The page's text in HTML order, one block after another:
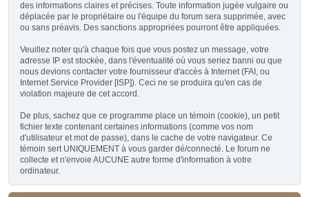
des informations claires et précises. Toute information jugée vulgaire ou
déplacée par le propriétaire ou l'équipe du forum sera supprimée, avec
ou sans préavis. Des sanctions appropriées pourront être appliquées.
Veuillez noter qu'à chaque fois que vous postez un message, votre
adresse IP est stockée, dans l'éventualité où vous seriez banni ou que
nous devions contacter votre fournisseur d'accès à Internet (FAI, ou
Internet Service Provider [ISP]). Ceci ne se produira qu'en cas de
violation majeure de cet accord.
De plus, sachez que ce programme place un témoin (cookie), un petit
fichier texte contenant certaines informations (comme vos nom
d'utilisateur et mot de passe), dans le cache de votre navigateur. Ce
témoin sert UNIQUEMENT à vous garder dé/connecté. Le forum ne
collecte et n'envoie AUCUNE autre forme d'information à votre
ordinateur.